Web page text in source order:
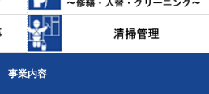
事業内容